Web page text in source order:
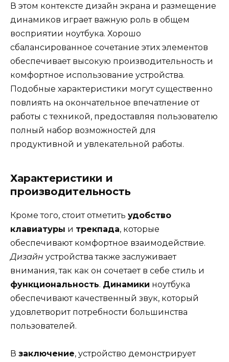
В этом контексте дизайн экрана и размещение
динамиков играет важную роль в общем
восприятии ноутбука. Хорошо
сбалансированное сочетание этих элементов
обеспечивает высокую производительность и
комфортное использование устройства.
Подобные характеристики могут существенно
повлиять на окончательное впечатление от
работы с техникой, предоставляя пользователю
полный набор возможностей для
продуктивной и увлекательной работы.
Характеристики и
производительность
Кроме того, стоит отметить удобство
клавиатуры и трекпада, которые
обеспечивают комфортное взаимодействие.
Дизайн устройства также заслуживает
внимания, так как он сочетает в себе стиль и
функциональность. Динамики ноутбука
обеспечивают качественный звук, который
удовлетворит потребности большинства
пользователей.
В заключение, устройство демонстрирует